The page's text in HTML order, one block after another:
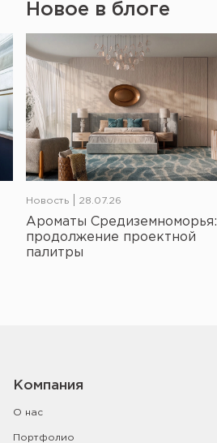
Новое в блоге
Новость 28.07.26
Ароматы Средиземноморья:
продолжение проектной
палитры
Компания
О нас
Портфолио